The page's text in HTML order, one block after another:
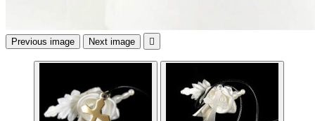
Previous image Next image 